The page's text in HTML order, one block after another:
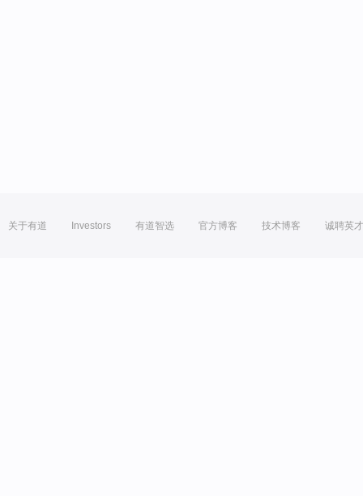
关于有道 Investors 有道智选 官方博客 技术博客 诚聘英才